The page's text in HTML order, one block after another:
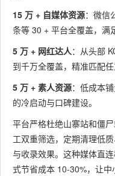
15 万 + 自媒体资源：微信
条等 30 + 平台全覆盖，满
5 万 + 网红达人：从头部
到千万全覆盖，精准匹配任
5 万 + 素人资源：低成本
的冷启动与口碑建设。
平台严格杜绝山寨站和僵
工双重筛选，定期清理低
与收录效果。这种媒体直
式节省成本 10-30%，让中